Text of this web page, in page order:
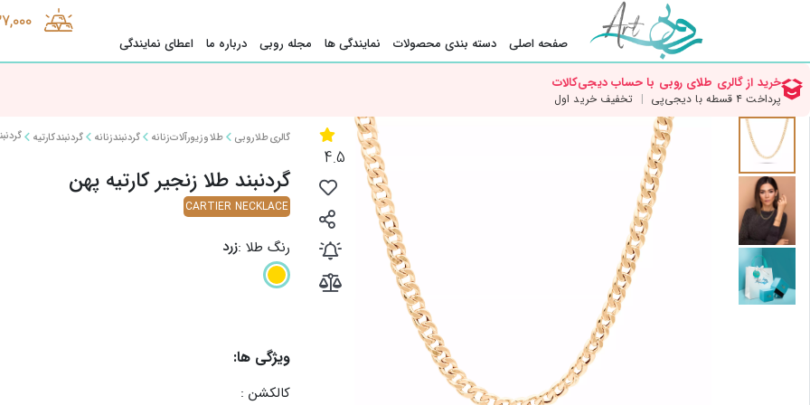
صفحه اصلی دسته بندی محصولات نمایندگی ها مجله روبی درباره ما اعطای نمایندگی
4.5
گالری طلا روبی طلا و زیورآلات زنانه گردنبند زنانه گردنبند کارتیه
گردنبند طلا زنجیر کارتیه پهن
CARTIER NECKLACE
رنگ طلا :زرد
ویژگی ها:
کالکشن :